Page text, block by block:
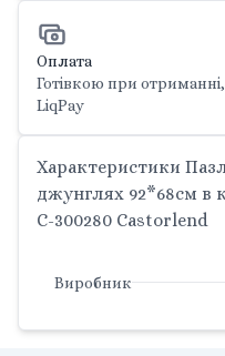
Оплата
Готівкою при
LiqPay
Характеристики
джунглях 92*68см в
С-300280 Castorlend
Виробник